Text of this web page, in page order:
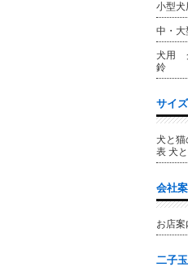
小型
中・
犬用
鈴
サイ
犬と猫
表 犬
会社
お店
二子